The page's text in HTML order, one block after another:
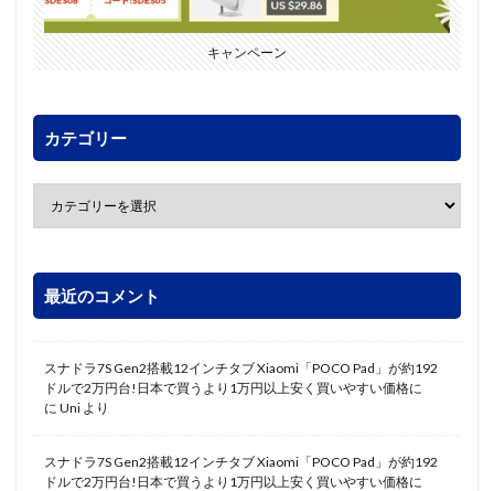
キャンペーン
カテゴリー
最近のコメント
スナドラ7S Gen2搭載12インチタブ Xiaomi「POCO Pad」が約192
ドルで2万円台!日本で買うより1万円以上安く買いやすい価格に
に Uni より
スナドラ7S Gen2搭載12インチタブ Xiaomi「POCO Pad」が約192
ドルで2万円台!日本で買うより1万円以上安く買いやすい価格に